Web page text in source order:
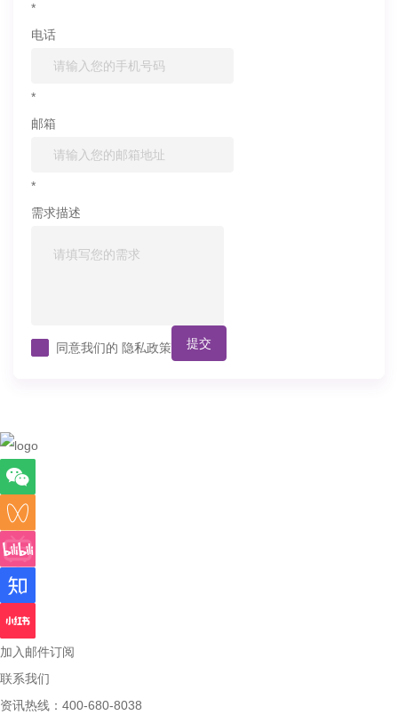
*
电话
*
邮箱
*
需求描述
同意我们的 隐私政策 提交
加入邮件订阅
联系我们
资讯热线：400-680-8038